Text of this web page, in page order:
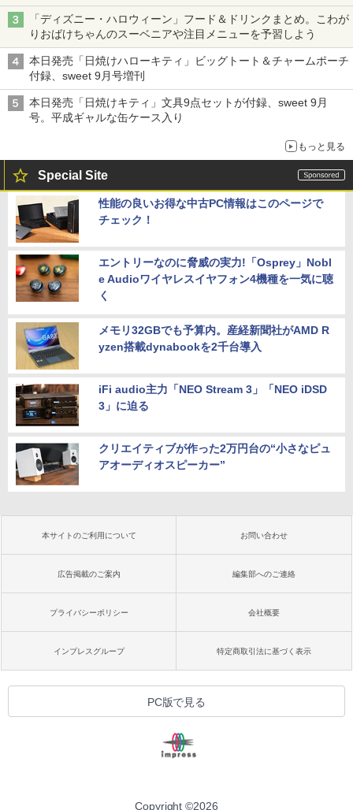
深刻な損傷、どう直す？
「ディズニー・ハロウィーン」フード＆ドリンクまとめ。こわが
りおばけちゃんのスーベニアや注目メニューを予習しよう
本日発売「日焼けハローキティ」ビッグトート＆チャームポーチ
付録、sweet 9月号増刊
本日発売「日焼けキティ」文具9点セットが付録、sweet 9月
号。平成ギャルな缶ケース入り
もっと見る
Special Site
性能の良いお得な中古PC情報はこのページで
チェック！
エントリーなのに脅威の実力!「Osprey」Nobl
e Audioワイヤレスイヤフォン4機種を一気に聴
く
メモリ32GBでも予算内。産経新聞社がAMD R
yzen搭載dynabookを2千台導入
iFi audio主力「NEO Stream 3」「NEO iDSD
3」に迫る
クリエイティブが作った2万円台の“小さなピュ
アオーディオスピーカー”
本サイトのご利用について お問い合わせ
広告掲載のご案内 編集部へのご連絡
プライバシーポリシー 会社概要
インプレスグループ 特定商取引法に基づく表示
PC版で見る
Copyright ©2026